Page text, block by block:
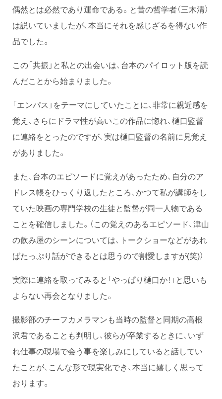
偶然とは必然であり運命である。と昔の哲学者（三木清）
は説いていましたが、本当にそれを感じざるを得ない作
品でした。
この「共振」と私との出会いは、台本のパイロット版を読
んだことから始まりました。
「エンパス」をテーマにしていたことに、非常に親近感を
覚え、さらにドラマ性が高いこの作品に惚れ、樋口監督
に連絡をとったのですが、実は樋口監督の名前に見覚え
がありました。
また、台本のエピソードに覚えがあったため、自分のア
ドレス帳をひっくり返したところ、かつて私が講師をし
ていた映画の専門学校の生徒と監督が同一人物である
ことを確信しました。（この覚えのあるエピソード、津山
の飲み屋のシーンについては、トークショーなどがあれ
ばたっぷり話ができるとは思うので割愛しますが(笑)）
実際に連絡を取ってみると「やっぱり樋口か！」と思いも
よらない再会となりました。
撮影部のチーフカメラマンも当時の監督と同期の高根
沢君であることも判明し、彼らが卒業するときに、いず
れ仕事の現場で会う事を楽しみにしていると話してい
たことが、こんな形で現実化でき、本当に嬉しく思って
おります。